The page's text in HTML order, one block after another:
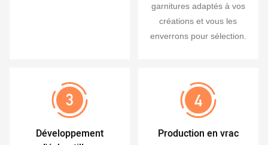
garnitures adaptés à vos
créations et vous les
enverrons pour sélection.
Développement
Production en vrac